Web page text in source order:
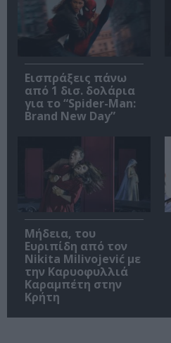
Εισπράξεις πάνω
από 1 δισ. δολάρια
για το “Spider-Man:
Brand New Day”
Μήδεια, του
Ευριπίδη από τον
Nikita Milivojević με
την Καρυοφυλλιά
Καραμπέτη στην
Κρήτη